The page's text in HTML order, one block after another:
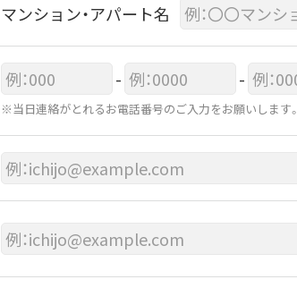
マンション・アパート名
- -
※当日連絡がとれるお電話番号のご入力をお願いします。